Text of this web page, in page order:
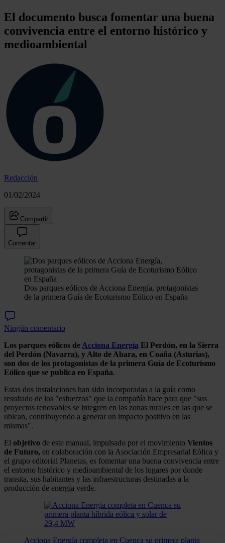
El documento busca fomentar una buena
convivencia entre el entorno histórico y
medioambiental
Redacción
01/02/2024
Compartir
Comentar
Dos parques eólicos de Acciona Energía, protagonistas
de la primera Guía de Ecoturismo Eólico en España
Ningún comentario
Los parques eólicos de Acciona Energía El Perdón, en la Sierra
del Perdón (Navarra), y Alto de Abara, en Coaña (Asturias),
son dos de los protagonistas de la primera Guía de Ecoturismo
Eólico que se publica en España.
Estas dos instalaciones han sido incorporadas a la guía como
resultado de los "esfuerzos" que la compañía hace para que "sus
proyectos renovables se integren en las zonas rurales en las que se
ubican, contribuyendo a generar un impacto positivo en las
mismas".
El objetivo de este manual, impulsado por el movimiento Vientos
de Futuro, en colaboración con la Asociación Empresarial Eólica y
el grupo editorial Planetas, es fomentar una buena convivencia entre
el entorno histórico y medioambiental de los lugares por donde
transita, sus habitantes y las infraestructuras destinadas a la
producción de energía verde.
Acciona Energía completa en Cuenca su primera planta